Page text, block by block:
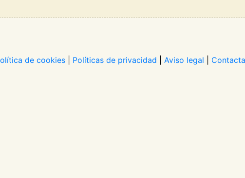
de cookies| Políticas de privacidad Aviso legal